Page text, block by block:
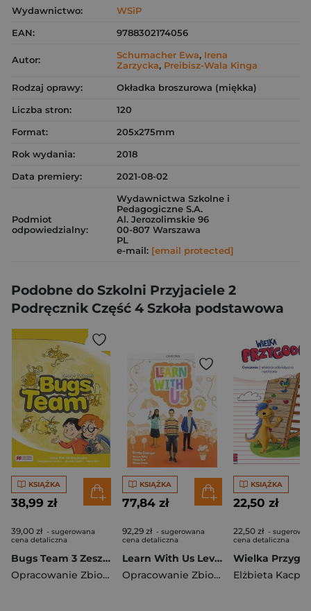
Wydawnictwo:
WSiP
EAN:
9788302174056
Autor: Schumacher Ewa, Irena
Zarzycka, Preibisz-Wala Kinga
Rodzaj oprawy:
Okładka broszurowa (miękka)
Liczba stron:
120
Format:
205x275mm
Rok wydania:
2018
Data premiery:
2021-08-02
Podmiot
odpowiedzialny:
Wydawnictwa Szkolne i
Pedagogiczne S.A.
Al. Jerozolimskie 96
00-807 Warszawa
PL
e-mail: [email protected]
Podobne do Szkolni Przyjaciele 2
Podręcznik Część 4 Szkoła podstawowa
KSIĄŻKA
38,99 zł
39,00 zł - sugerowana
cena detaliczna
Bugs Team 3 Zeszyt ćwiczeń Nowe wydanie
Opracowanie Zbiorowe
KSIĄŻKA
77,84 zł
92,29 zł - sugerowana
cena detaliczna
Learn With Us Level 4 Activity Book with Online Practice
Opracowanie Zbiorowe
KSIĄŻKA
22,50 zł
22,50 zł -
cena detaliczna
Elżbieta